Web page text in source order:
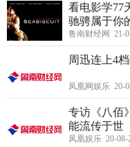
看电影学77
驰骋属于你
鲁南财经网 21-
周迅连上4
凤凰网娱乐 20-
专访《八佰
能流传于世
凤凰娱乐 20-08-